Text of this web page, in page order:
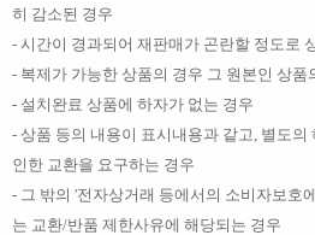
히 감소된 경우
- 시간이 경과되어 재판매가 곤란할 정도로
- 복제가 가능한 상품의 경우 그 원본인 상품
- 설치완료 상품에 하자가 없는 경우
- 상품 등의 내용이 표시내용과 같고, 별도
인한 교환을 요구하는 경우
- 그 밖의 '전자상거래 등에서의 소비자보호
는 교환/반품 제한사유에 해당되는 경우